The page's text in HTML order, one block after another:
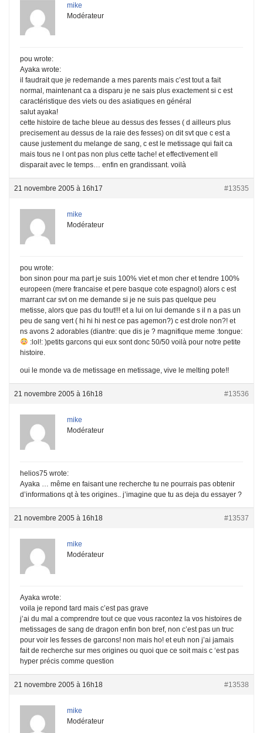
mike
Modérateur
pou wrote:
Ayaka wrote:
il faudrait que je redemande a mes parents mais c’est tout a fait
normal, maintenant ca a disparu je ne sais plus exactement si c est
caractéristique des viets ou des asiatiques en général
salut ayaka!
cette histoire de tache bleue au dessus des fesses ( d ailleurs plus
precisement au dessus de la raie des fesses) on dit svt que c est a
cause justement du melange de sang, c est le metissage qui fait ca
mais tous ne l ont pas non plus cette tache! et effectivement ell
disparait avec le temps… enfin en grandissant. voilà
21 novembre 2005 à 16h17 #13535
mike
Modérateur
pou wrote:
bon sinon pour ma part je suis 100% viet et mon cher et tendre 100%
europeen (mere francaise et pere basque cote espagnol) alors c est
marrant car svt on me demande si je ne suis pas quelque peu
metisse, alors que pas du tout!!! et a lui on lui demande s il n a pas un
peu de sang vert ( hi hi hi nest ce pas agemon?) c est drole non?! et
ns avons 2 adorables (diantre: que dis je ? magnifique meme :tongue:
:lol!: )petits garcons qui eux sont donc 50/50 voilà pour notre petite
histoire.
oui le monde va de metissage en metissage, vive le melting pote!!
21 novembre 2005 à 16h18 #13536
mike
Modérateur
helios75 wrote:
Ayaka … même en faisant une recherche tu ne pourrais pas obtenir
d’informations qt à tes origines.. j’imagine que tu as deja du essayer ?
21 novembre 2005 à 16h18 #13537
mike
Modérateur
Ayaka wrote:
voila je repond tard mais c’est pas grave
j’ai du mal a comprendre tout ce que vous racontez la vos histoires de
metissages de sang de dragon enfin bon bref, non c’est pas un truc
pour voir les fesses de garcons! non mais ho! et euh non j’ai jamais
fait de recherche sur mes origines ou quoi que ce soit mais c ‘est pas
hyper précis comme question
21 novembre 2005 à 16h18 #13538
mike
Modérateur